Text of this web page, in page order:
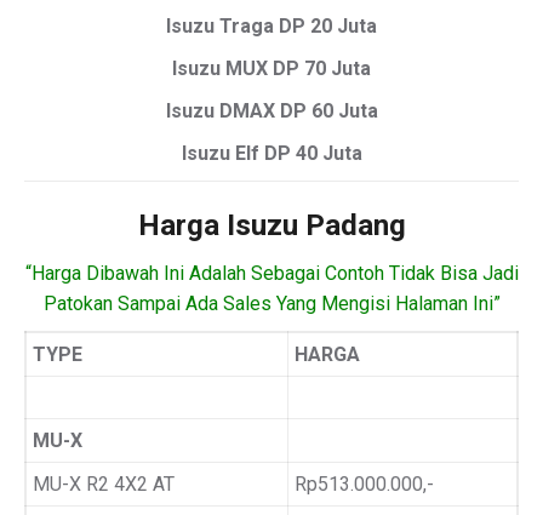
Isuzu Traga DP 20 Juta
Isuzu MUX DP 70 Juta
Isuzu DMAX DP 60 Juta
Isuzu Elf DP 40 Juta
Harga Isuzu Padang
“Harga Dibawah Ini Adalah Sebagai Contoh Tidak Bisa Jadi
Patokan Sampai Ada Sales Yang Mengisi Halaman Ini”
TYPE HARGA
MU-X
MU-X R2 4X2 AT
Rp513.000.000,-